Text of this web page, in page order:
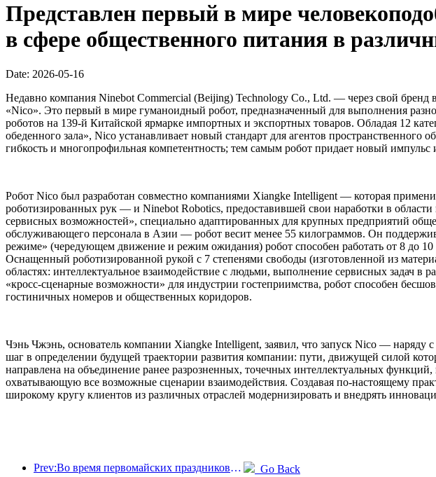
Представлен первый в мире
в сфере общественного питания в
Date: 2026-05-16
Недавно компания Ninebot Commercial (Beijing) Technology Co., Ltd. — через свой
«Nico». Это первый в мире гуманоидный робот, предназначенный для выполнения
роботов на 139-й Китайской ярмарке импортных и экспортных товаров. Обладая 12
обеденного зала», Nico устанавливает новый стандарт для агентов
гибкость и многопрофильная компетентность; тем самым робот придает новый
Робот Nico был разработан совместно компаниями Xiangke Intelligent — которая
роботизированных рук — и Ninebot Robotics, предоставившей свои наработки в
сервисных возможностей», специально адаптированных для крупных предприятий
обслуживающего персонала в Азии — робот весит менее 55 килограммов. Он
режиме» (чередующем движение и режим ожидания) робот способен работать от 8 до
Оснащенный роботизированной рукой с 7 степенями свободы (изготовленной из
областях: интеллектуальное взаимодействие с людьми, выполнение сервисных задач
«кросс-сценарные возможности» для индустрии гостеприимства, робот способен
гостиничных номеров и общественных коридоров.
Чэнь Чжэнь, основатель компании Xiangke Intelligent, заявил, что запуск Nico —
шаг в определении будущей траектории развития компании: пути, движущей силой
направлена на объединение ранее разрозненных, точечных интеллектуальных
охватывающую все возможные сценарии взаимодействия. Создавая по-настоящему
широкому кругу клиентов из различных отраслей модернизировать и внедрять
Prev:Во время первомайских праздников по железной дороге в дельте реки Янцзы было перевезено более 21,38 миллиона пассажиров. Go Back